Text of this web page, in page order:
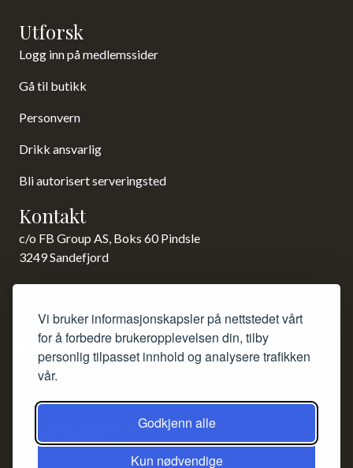
Vi bruker informasjonskapsler på nettstedet vårt
for å forbedre brukeropplevelsen din, tilby
personlig tilpasset innhold og analysere trafikken
vår.
Godkjenn alle
Kun nødvendige
Utforsk
Logg inn på medlemssider
Gå til butikk
Personvern
Drikk ansvarlig
Bli autorisert serveringsted
Kontakt
c/o FB Group AS, Boks 60 Pindsle
3249 Sandefjord
23 15 85 00
post@norsk-akevitt.org
Siden redigeres etter Redaktørplakaten og Vær varsom-
plakaten.
Ansvarlig redaktør: Frank Bruun.